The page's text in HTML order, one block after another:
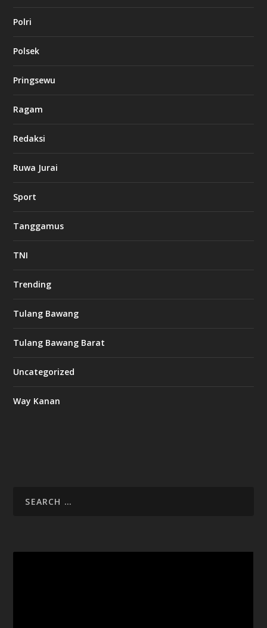
Polri
Polsek
Pringsewu
Ragam
Redaksi
Ruwa Jurai
Sport
Tanggamus
TNI
Trending
Tulang Bawang
Tulang Bawang Barat
Uncategorized
Way Kanan